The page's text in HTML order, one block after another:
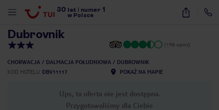
30 lat numer 1
w Polsce
20
Dubrovnik
(198 opinii)
CHORWACJA DALMACJA POŁUDNIOWA
DUBROWNIK
KOD HOTELU DBV11117 POKAŻ NA MAPIE
Ups, ta oferta nie jest dostępna.
Przygotowaliśmy dla Ciebie